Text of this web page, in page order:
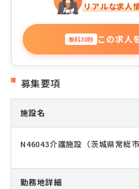
リアルな求人
無料30秒 この求人
募集要項
施設名
N46043介護施設（茨城県常総市
勤務地詳細